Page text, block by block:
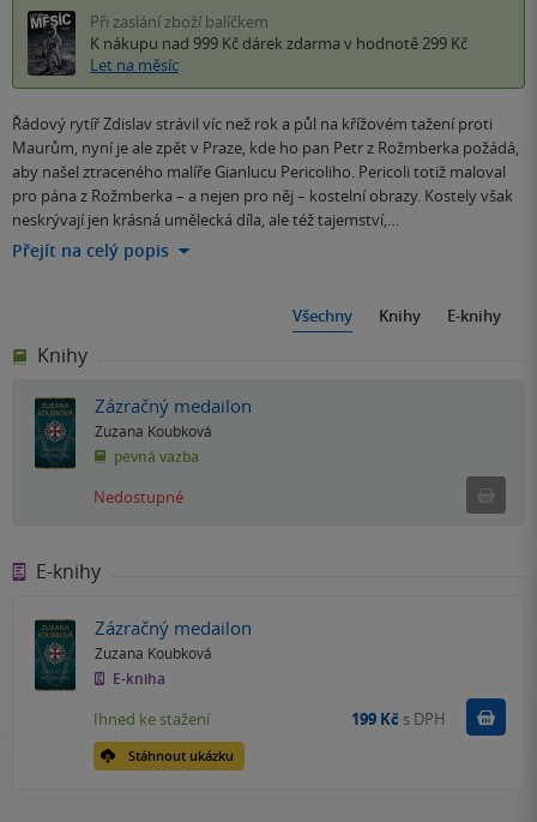
Při zaslání zboží balíčkem
K nákupu nad 999 Kč dárek zdarma v hodnotě 299 Kč
Let na měsíc
Řádový rytíř Zdislav strávil víc než rok a půl na křížovém tažení proti
Maurům, nyní je ale zpět v Praze, kde ho pan Petr z Rožmberka požádá,
aby našel ztraceného malíře Gianlucu Pericoliho. Pericoli totiž maloval
pro pána z Rožmberka – a nejen pro něj – kostelní obrazy. Kostely však
neskrývají jen krásná umělecká díla, ale též tajemství,…
Přejít na celý popis
Všechny Knihy E-knihy
Knihy
Zázračný medailon
Zuzana Koubková
pevná vazba
Nedostupné
E-knihy
Zázračný medailon
Zuzana Koubková
E-kniha
Stáhnout ukázku
Ihned ke stažení 199 Kč s DPH Koupit